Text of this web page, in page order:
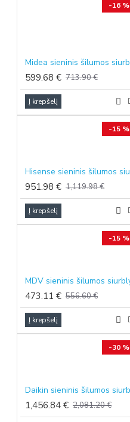
-16 %
599.68 € 713.90 €
Į krepšelį
-15 %
951.98 € 1,119.98 €
Į krepšelį
-15 %
473.11 € 556.60 €
Į krepšelį
-30 %
1,456.84 € 2,081.20 €